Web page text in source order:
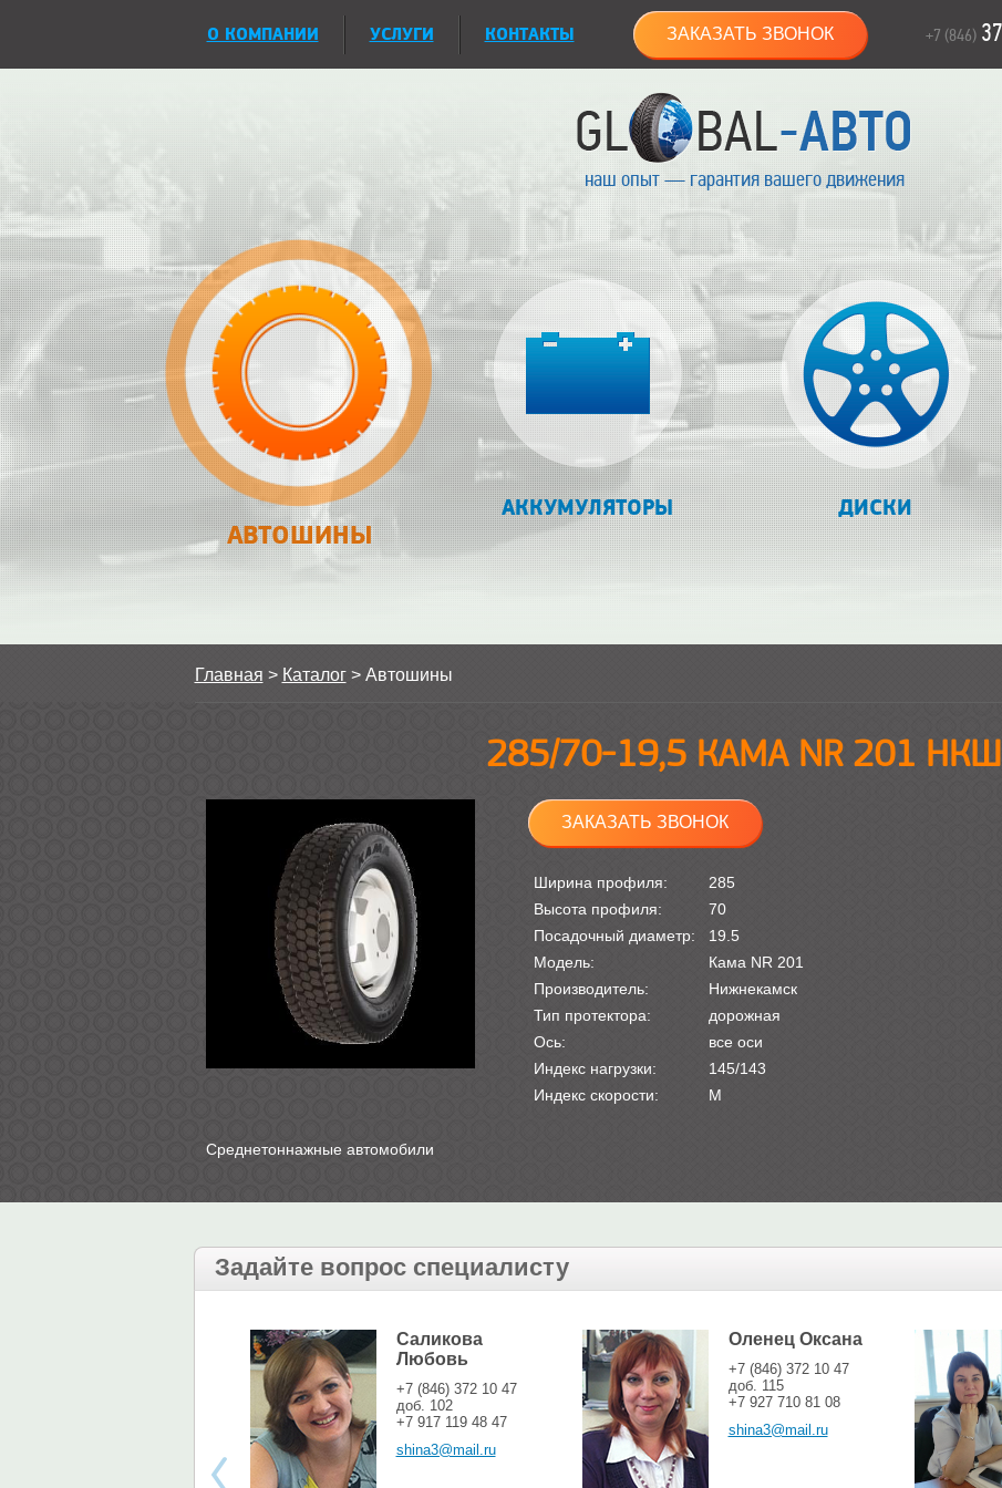
О КОМПАНИИ УСЛУГИ КОНТАКТЫ ЗАКАЗАТЬ ЗВОНОК +7 (846)
наш опыт — гарантия вашего движения
АВТОШИНЫ
АККУМУЛЯТОРЫ ДИСКИ
Главная > Каталог> Автошины
285/70-19,5 КАМА NR 201 НКШ
ЗАКАЗАТЬ ЗВОНОК
Ширина профиля:
285
Высота профиля:
70
Посадочный диаметр:
19.5
Модель:
Кама NR 201
Производитель:
Нижнекамск
Тип протектора:
дорожная
Ось:
все оси
Индекс нагрузки:
145/143
Индекс скорости:
M
Среднетоннажные автомобили
Задайте вопрос специалисту
Саликова
Любовь
+7 (846) 372 10 47
доб. 102
+7 917 119 48 47
shina3@mail.ru
Оленец Оксана
+7 (846) 372 10 47
доб. 115
+7 927 710 81 08
shina3@mail.ru